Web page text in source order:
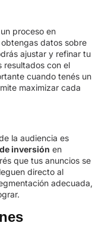
proceso en
datos sobre
ajustar y refinar tu
resultados con el
cuando tenés un
maximizar cada
la audiencia es
inversión en
que tus anuncios se
directo al
adecuada,